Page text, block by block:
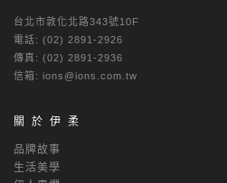
台北市敦化北路343號10F
電話: (02) 2891-2926
傳真: (02) 2891-2936
信箱: ions@ions.com.tw
關於伊柔
品牌故事
生活美學